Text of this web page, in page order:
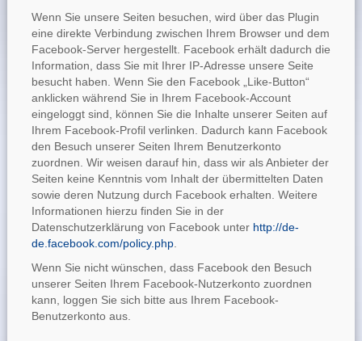
Wenn Sie unsere Seiten besuchen, wird über das Plugin
eine direkte Verbindung zwischen Ihrem Browser und dem
Facebook-Server hergestellt. Facebook erhält dadurch die
Information, dass Sie mit Ihrer IP-Adresse unsere Seite
besucht haben. Wenn Sie den Facebook „Like-Button“
anklicken während Sie in Ihrem Facebook-Account
eingeloggt sind, können Sie die Inhalte unserer Seiten auf
Ihrem Facebook-Profil verlinken. Dadurch kann Facebook
den Besuch unserer Seiten Ihrem Benutzerkonto
zuordnen. Wir weisen darauf hin, dass wir als Anbieter der
Seiten keine Kenntnis vom Inhalt der übermittelten Daten
sowie deren Nutzung durch Facebook erhalten. Weitere
Informationen hierzu finden Sie in der
Datenschutzerklärung von Facebook unter http://de-
de.facebook.com/policy.php.
Wenn Sie nicht wünschen, dass Facebook den Besuch
unserer Seiten Ihrem Facebook-Nutzerkonto zuordnen
kann, loggen Sie sich bitte aus Ihrem Facebook-
Benutzerkonto aus.